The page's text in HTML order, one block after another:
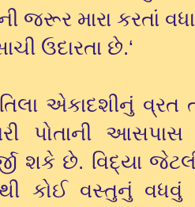
જરૂર મારા કરતાં
ઉદારતા છે.‘
એકાદશીનું વ્રત
પોતાની આસપાસ
શકે છે. વિદ્યા
કોઈ વસ્તુનું વધવું